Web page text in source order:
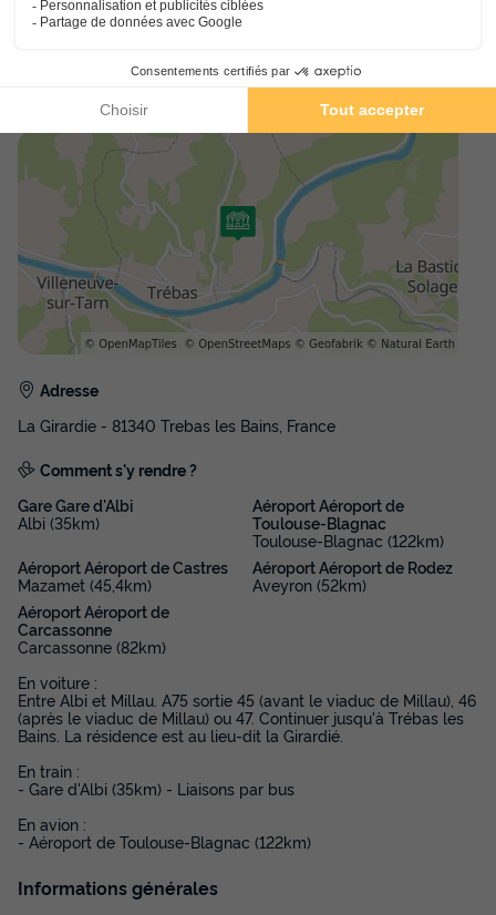
centre ville dans l'un des restaurants pour y découvrir la
supérette du village. Restez également connectés grâce à un
accès wifi.
Adresse
La Girardie - 81340 Trebas les Bains, France
Comment s'y rendre ?
Gare Gare d'Albi
Albi (35km)
Aéroport Aéroport de
Toulouse-Blagnac
Toulouse-Blagnac (122km)
Aéroport Aéroport de Castres
Mazamet (45,4km)
Aéroport Aéroport de Rodez
Aveyron (52km)
Aéroport Aéroport de
Carcassonne
Carcassonne (82km)
En voiture :
Entre Albi et Millau. A75 sortie 45 (avant le viaduc de Millau), 46
(après le viaduc de Millau) ou 47. Continuer jusqu'à Trébas les
Bains. La résidence est au lieu-dit la Girardié.
En train :
- Gare d'Albi (35km) - Liaisons par bus
En avion :
- Aéroport de Toulouse-Blagnac (122km)
Informations générales